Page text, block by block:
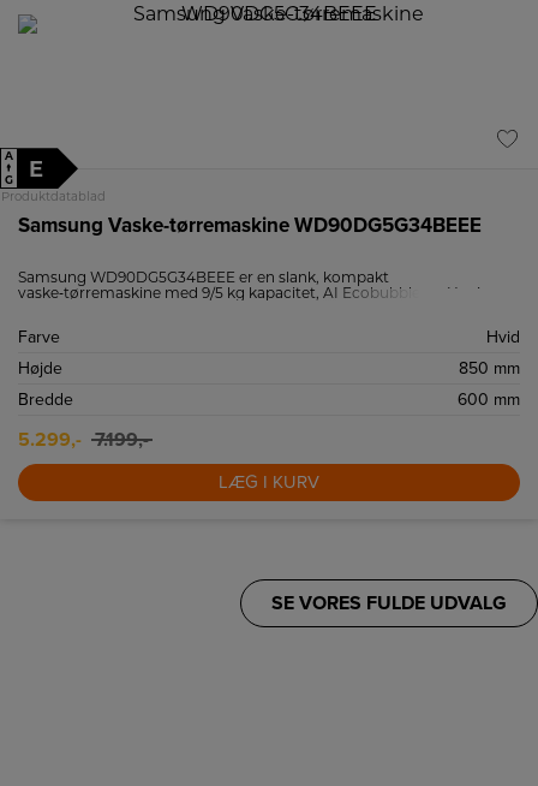
A
↑
G
E
Produktdatablad
Samsung Vaske-tørremaskine WD90DG5G34BEEE
Samsung WD90DG5G34BEEE er en slank, kompakt
vaske‑tørremaskine med 9/5 kg kapacitet, AI Ecobubble og Hygiene
Farve
Hvid
Højde
850 mm
Bredde
600 mm
5.299,- 7.199,-
LÆG I KURV
SE VORES FULDE UDVALG